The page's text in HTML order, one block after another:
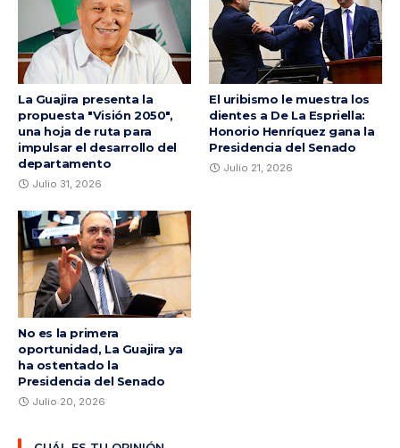
La Guajira presenta la
propuesta "Visión 2050",
una hoja de ruta para
impulsar el desarrollo del
departamento
Julio 31, 2026
El uribismo le muestra los
dientes a De La Espriella:
Honorio Henríquez gana la
Presidencia del Senado
Julio 21, 2026
No es la primera
oportunidad, La Guajira ya
ha ostentado la
Presidencia del Senado
Julio 20, 2026